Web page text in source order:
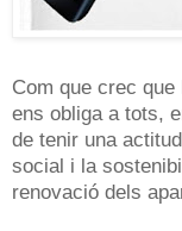
Com que crec
ens obliga a tots,
de tenir una
social i la
renovació dels